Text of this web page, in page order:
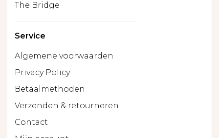
The Bridge
Service
Algemene voorwaarden
Privacy Policy
Betaalmethoden
Verzenden & retourneren
Contact